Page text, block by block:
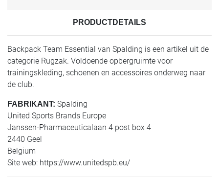
PRODUCTDETAILS
Backpack Team Essential van Spalding is een artikel uit de
categorie Rugzak. Voldoende opbergruimte voor
trainingskleding, schoenen en accessoires onderweg naar
de club.
FABRIKANT: Spalding
United Sports Brands Europe
Janssen-Pharmaceuticalaan 4 post box 4
2440 Geel
Belgium
Site web: https://www.unitedspb.eu/